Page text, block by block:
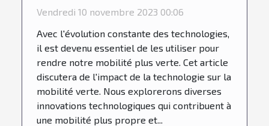
Vendredi 10 novembre 2023 00:06
Avec l'évolution constante des technologies,
il est devenu essentiel de les utiliser pour
rendre notre mobilité plus verte. Cet article
discutera de l'impact de la technologie sur la
mobilité verte. Nous explorerons diverses
innovations technologiques qui contribuent à
une mobilité plus propre et...